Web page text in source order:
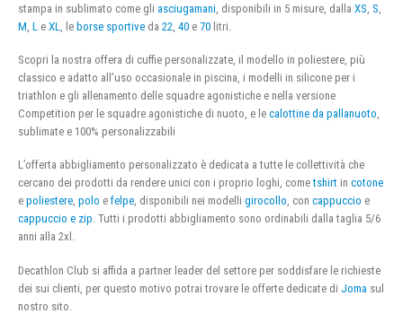
stampa in sublimato come gli asciugamani , disponibili in 5 misure, dalla XS S
M L e XL , le borse sportive da 22 40 e 70 litri.
Scopri la nostra offera di cuffie personalizzate, il modello in poliestere, più
classico e adatto all’uso occasionale in piscina, i modelli in silicone per i
triathlon e gli allenamento delle squadre agonistiche e nella versione
Competition per le squadre agonistiche di nuoto, e le calottine da pallanuoto,
sublimate e 100% personalizzabili
L’offerta abbigliamento personalizzato è dedicata a tutte le collettività che
cercano dei prodotti da rendere unici con i proprio loghi, cometshirt in cotone
e poliestere, polo e felpe, disponibili nei modelli girocollo, con cappuccio e
cappuccio e zip. Tutti i prodotti abbigliamento sono ordinabili dalla taglia 5/6
anni alla 2xl.
Decathlon Club si affida a partner leader del settore per soddisfare le richieste
dei sui clienti, per questo motivo potrai trovare le offerte dedicate di Joma sul
nostro sito.